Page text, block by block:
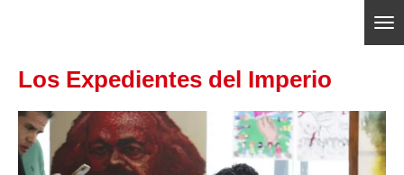
contenido
Los Expedientes del Imperio